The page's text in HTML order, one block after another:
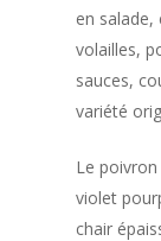
en
volailles,
sauces,
variété
Le
violet
chair